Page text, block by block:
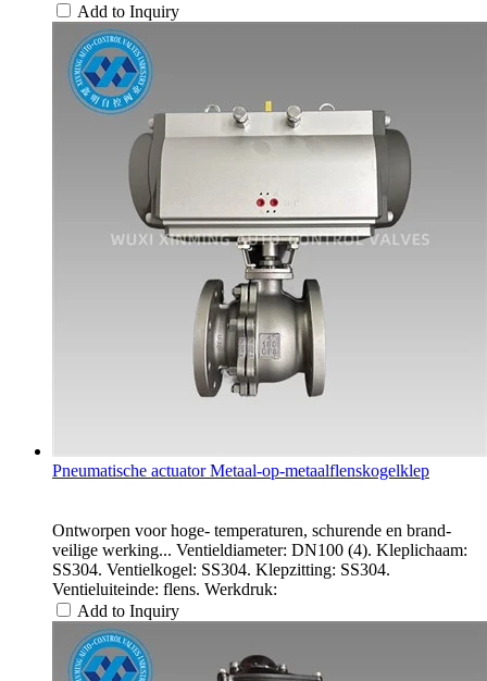
Add to Inquiry
Pneumatische actuator Metaal-op-metaalflenskogelklep
Ontworpen voor hoge- temperaturen, schurende en brand-
veilige werking... Ventieldiameter: DN100 (4). Kleplichaam:
SS304. Ventielkogel: SS304. Klepzitting: SS304.
Ventieluiteinde: flens. Werkdruk:
Add to Inquiry